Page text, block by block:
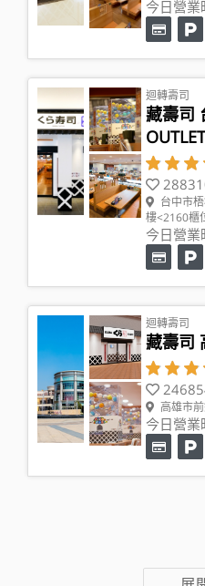
今日營
迴轉壽司
藏壽司
台中市
樓<2160櫃
今日營
迴轉壽司
藏壽司
高雄市
今日營